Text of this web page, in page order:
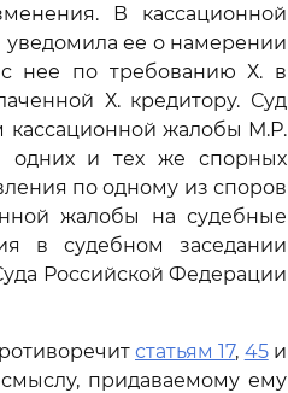
В кассационной
уведомила ее о намерении
с нее по требованию Х. в
Х. кредитору. Суд
кассационной жалобы М.Р.
одних и тех же спорных
по одному из споров
жалобы на судебные
в судебном заседании
Российской Федерации
статьям 17, 45и
придаваемому ему